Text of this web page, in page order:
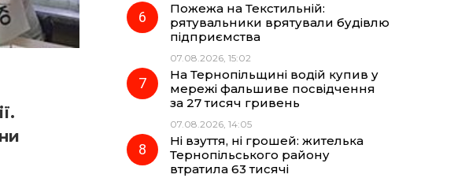
Пожежа на Текстильній:
рятувальники врятували будівлю
підприємства
07.08.2026, 15:02
На Тернопільщині водій купив у
мережі фальшиве посвідчення
за 27 тисяч гривень
07.08.2026, 14:05
Ні взуття, ні грошей: жителька
Тернопільського району
втратила 63 тисячі